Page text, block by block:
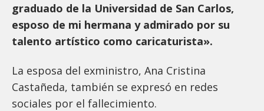
graduado de la Universidad de San Carlos,
esposo de mi hermana y admirado por su
talento artístico como caricaturista».
La esposa del exministro, Ana Cristina
Castañeda, también se expresó en redes
sociales por el fallecimiento.